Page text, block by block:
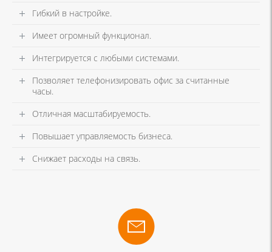
Гибкий в настройке.
Имеет огромный функционал.
Интегрируется с любыми системами.
Позволяет телефонизировать офис за считанные
часы.
Отличная масштабируемость.
Повышает управляемость бизнеса.
Снижает расходы на связь.